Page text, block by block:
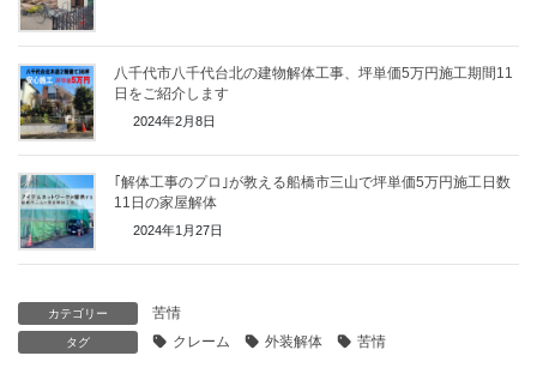
八千代市八千代台北の建物解体工事、坪単価5万円施工期間11
日をご紹介します
2024年2月8日
｢解体工事のプロ｣が教える船橋市三山で坪単価5万円施工日数
11日の家屋解体
2024年1月27日
カテゴリー 苦情
タグ クレーム 外装解体 苦情